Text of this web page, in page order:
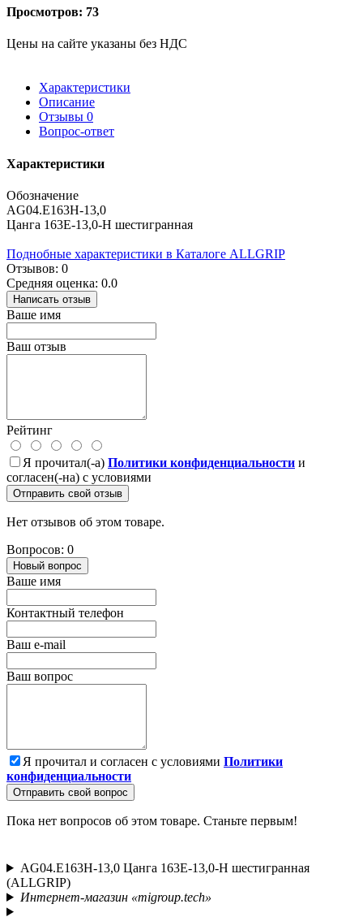
Просмотров: 73
Цены на сайте указаны без НДС
Характеристики
Описание
Отзывы 0
Вопрос-ответ
Характеристики
Обозначение
AG04.E163H-13,0
Цанга 163E-13,0-H шестигранная
Поднобные характеристики в Каталоге ALLGRIP
Отзывов: 0
Средняя оценка: 0.0
Написать отзыв
Ваше имя
Ваш отзыв
Рейтинг
Я прочитал(-а) Политики конфиденциальности и
согласен(-на) с условиями
Отправить свой отзыв
Нет отзывов об этом товаре.
Вопросов: 0
Новый вопрос
Ваше имя
Контактный телефон
Ваш e-mail
Ваш вопрос
Я прочитал и согласен с условиями Политики
конфиденциальности
Отправить свой вопрос
Пока нет вопросов об этом товаре. Станьте первым!
AG04.E163H-13,0 Цанга 163E-13,0-H шестигранная
(ALLGRIP)
Интернет-магазин «migroup.tech»